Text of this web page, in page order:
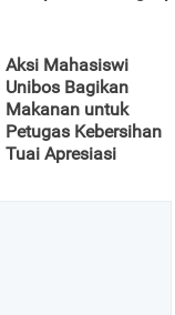
Aksi Mahasiswi
Unibos Bagikan
Makanan untuk
Petugas Kebersihan
Tuai Apresiasi